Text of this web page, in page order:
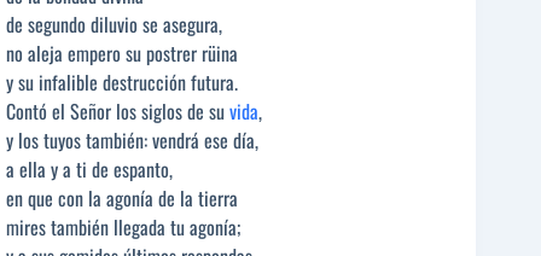
de segundo diluvio se asegura,
no aleja empero su postrer rüina
y su infalible destrucción futura.
Contó el Señor los siglos de suvida,
y los tuyos también: vendrá ese día,
a ella y a ti de espanto,
en que con la agonía de la tierra
mires también llegada tu agonía;